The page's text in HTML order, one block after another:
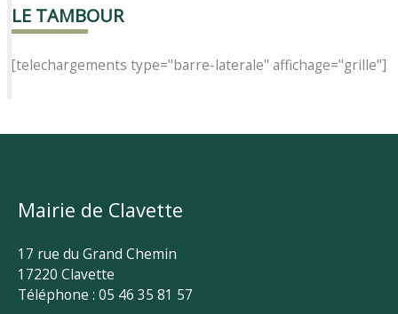
LE TAMBOUR
[telechargements type="barre-laterale" affichage="grille"]
Mairie de Clavette
17 rue du Grand Chemin
17220 Clavette
Téléphone : 05 46 35 81 57